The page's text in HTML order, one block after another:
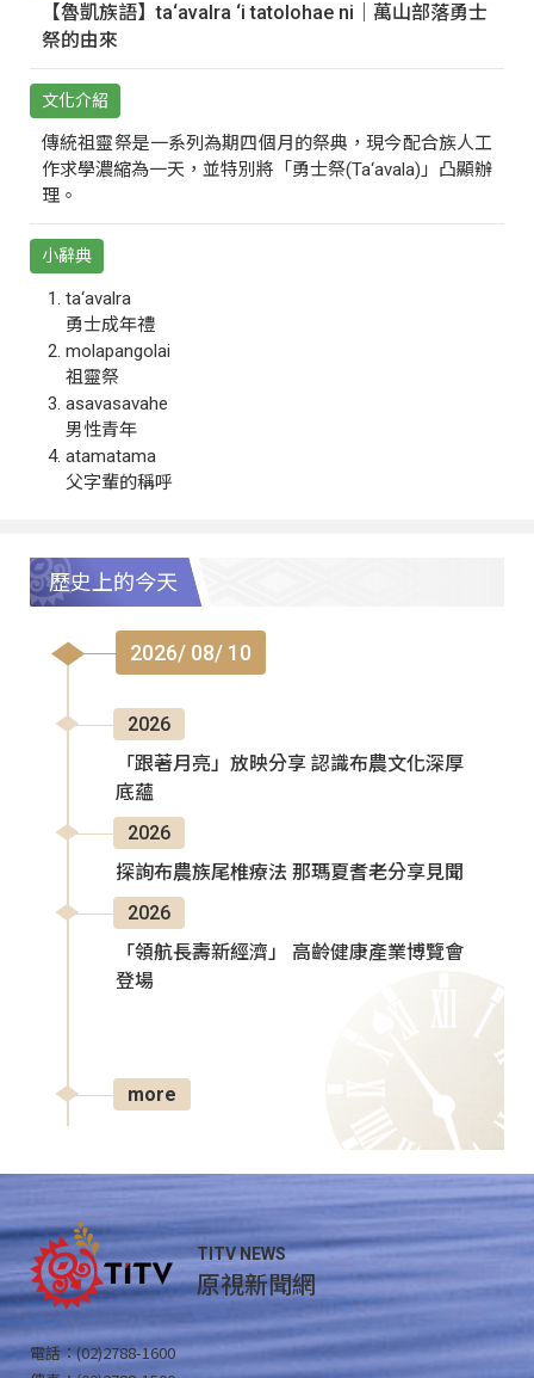
【魯凱族語】ta‘avalra ‘i tatolohae ni｜萬山部落勇士
祭的由來
文化介紹
傳統祖靈祭是一系列為期四個月的祭典，現今配合族人工
作求學濃縮為一天，並特別將「勇士祭(Ta‘avala)」凸顯辦
理。
小辭典
ta‘avalra
勇士成年禮
molapangolai
祖靈祭
asavasavahe
男性青年
atamatama
父字輩的稱呼
歷史上的今天
2026/ 08/ 10
2026
「跟著月亮」放映分享 認識布農文化深厚
底蘊
2026
探詢布農族尾椎療法 那瑪夏耆老分享見聞
2026
「領航長壽新經濟」 高齡健康產業博覽會
登場
more
TITV NEWS
原視新聞網
電話：(02)2788-1600